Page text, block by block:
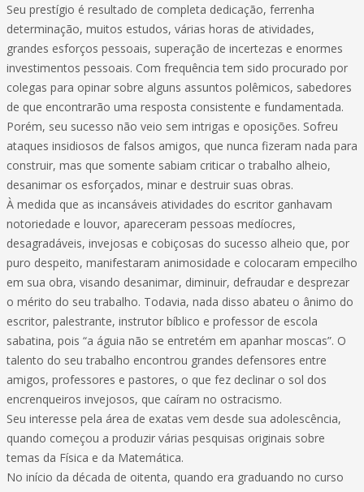
Seu prestígio é resultado de completa dedicação, ferrenha
determinação, muitos estudos, várias horas de atividades,
grandes esforços pessoais, superação de incertezas e enormes
investimentos pessoais. Com frequência tem sido procurado por
colegas para opinar sobre alguns assuntos polêmicos, sabedores
de que encontrarão uma resposta consistente e fundamentada.
Porém, seu sucesso não veio sem intrigas e oposições. Sofreu
ataques insidiosos de falsos amigos, que nunca fizeram nada para
construir, mas que somente sabiam criticar o trabalho alheio,
desanimar os esforçados, minar e destruir suas obras.
À medida que as incansáveis atividades do escritor ganhavam
notoriedade e louvor, apareceram pessoas medíocres,
desagradáveis, invejosas e cobiçosas do sucesso alheio que, por
puro despeito, manifestaram animosidade e colocaram empecilho
em sua obra, visando desanimar, diminuir, defraudar e desprezar
o mérito do seu trabalho. Todavia, nada disso abateu o ânimo do
escritor, palestrante, instrutor bíblico e professor de escola
sabatina, pois “a águia não se entretém em apanhar moscas”. O
talento do seu trabalho encontrou grandes defensores entre
amigos, professores e pastores, o que fez declinar o sol dos
encrenqueiros invejosos, que caíram no ostracismo.
Seu interesse pela área de exatas vem desde sua adolescência,
quando começou a produzir várias pesquisas originais sobre
temas da Física e da Matemática.
No início da década de oitenta, quando era graduando no curso